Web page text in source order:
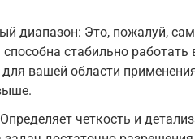
диапазон: Это, пожалуй,
стабильно работать
вашей области
четкость и